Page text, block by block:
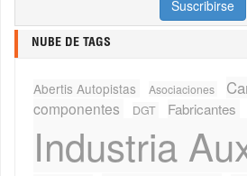
NUBE DE TAGS
Abertis Autopistas Asociaciones
componentes DGT Fabricantes
Industria